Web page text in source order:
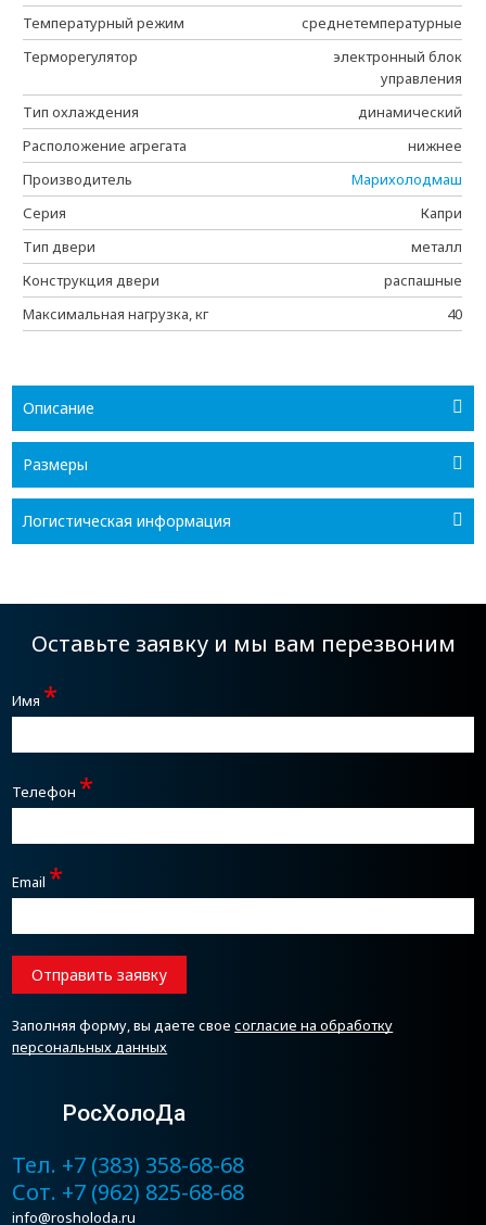
Температурный режим
среднетемпературные
Терморегулятор
электронный блок
управления
Тип охлаждения
динамический
Расположение агрегата
нижнее
Производитель
Марихолодмаш
Серия
Капри
Тип двери
металл
Конструкция двери
распашные
Максимальная нагрузка, кг
40
Описание
Размеры
Логистическая информация
Оставьте заявку и мы вам перезвоним
Имя *
Телефон *
Email *
Отправить заявку
Заполняя форму, вы даете своесогласие на обработку
персональных данных
РосХолоДа
Тел. +7 (383) 358-68-68
Сот. +7 (962) 825-68-68
info@rosholoda.ru